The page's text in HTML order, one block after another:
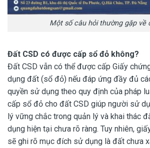
Một số câu hỏi thường gặp về
Đất CSD có được cấp sổ đỏ không?
Đất CSD vẫn có thể được cấp Giấy
dụng đất (sổ đỏ) nếu đáp ứng đầy đủ
quyền sử dụng theo quy định của pháp
cấp sổ đỏ cho đất CSD giúp người sử
lý vững chắc trong quản lý và khai thác
dụng hiện tại chưa rõ ràng. Tuy nhiên,
sẽ ghi rõ mục đích sử dụng là đất chưa